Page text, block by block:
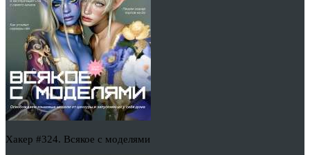
Хакер #324. Всякое с моделями